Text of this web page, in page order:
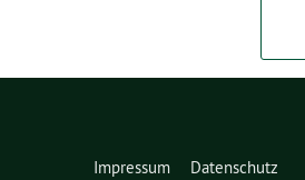
Impressum Datenschutz